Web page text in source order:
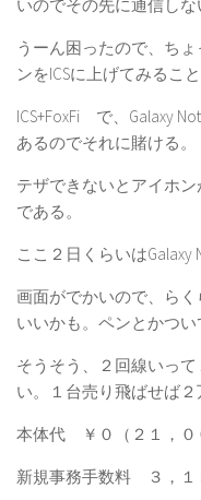
いのでその先に通信しな
うーん困ったので、ち
ンをICSに上げてみること
ICS+FoxFi で、Galaxy
あるのでそれに賭ける。
テザできないとアイホ
である。
ここ２日くらいはGalaxy
画面がでかいので、ら
いいかも。ペンとかつい
そうそう、２回線いっ
い。１台売り飛ばせば２
本体代 ￥０（２１，０
新規事務手数料 ３，１